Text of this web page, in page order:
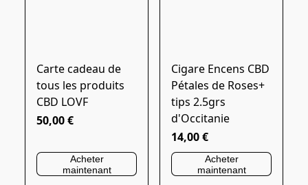
Carte cadeau de
tous les produits
CBD LOVF
50,00 €
Acheter
maintenant
Cigare Encens CBD
Pétales de Roses+
tips 2.5grs
d'Occitanie
14,00 €
Acheter
maintenant